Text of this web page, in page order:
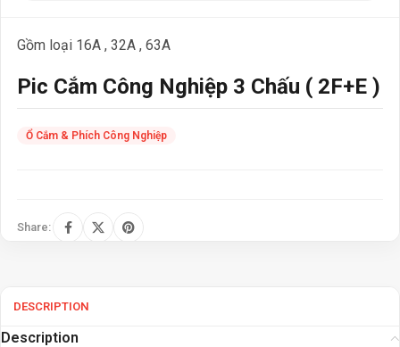
Pic Cắm Công Nghiệp 3 Chấu ( 2F+E )
Gồm loại 16A , 32A , 63A
Ổ Cắm & Phích Công Nghiệp
Share:
DESCRIPTION
Description